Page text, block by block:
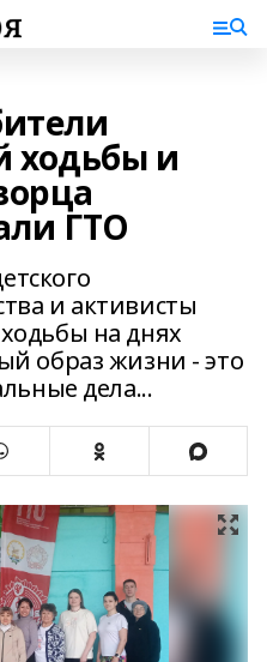
ходьбы и
ГТО
и активисты
на днях
образ жизни - это
дела...